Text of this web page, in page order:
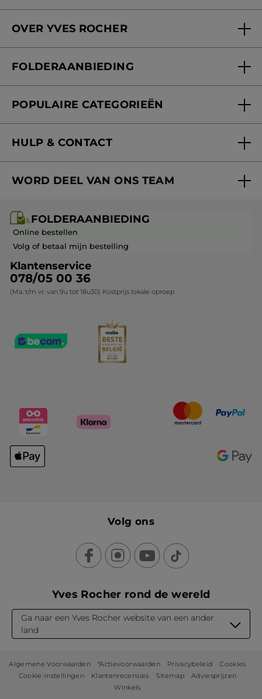
Verzorging in onze Schoonheidsinstituten
OVER YVES ROCHER
Onze beloften
Blog Act Beautiful
FOLDERAANBIEDING
POPULAIRE CATEGORIEËN
Aanbiedingen
Cadeau-ideeën
Kerstcollectie
HULP & CONTACT
Mijn geschenken
Veelgestelde vragen
Contact opnemen
WORD DEEL VAN ONS TEAM
Franchisenemer of bedrijfsleider worden
FOLDERAANBIEDING
Online bestellen
Volg of betaal mijn bestelling
Klantenservice
078/05 00 36
(Ma. t/m vr. van 9u tot 18u30) Kostprijs lokale oproep
Volg ons
Yves Rocher rond de wereld
Ga naar een Yves Rocher website van een ander
land
Algemene Voorwaarden *Actievoorwaarden Privacybeleid
Cookies
Cookie-instellingen
Klantenrecensies Sitemap
Adviesprijzen
Winkels